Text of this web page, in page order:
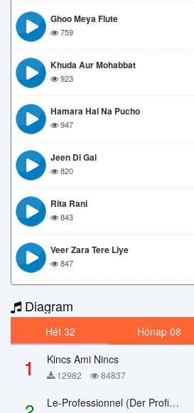
Ghoo Meya Flute
759
Khuda Aur Mohabbat
923
Hamara Hal Na Pucho
947
Jeen Di Gal
820
Rita Rani
843
Veer Zara Tere Liye
847
Diagram
Hét 32 Hónap 08
1 Kincs Ami Nincs
12982 84837
Le-Professionnel (Der Profi) – Chi Mai